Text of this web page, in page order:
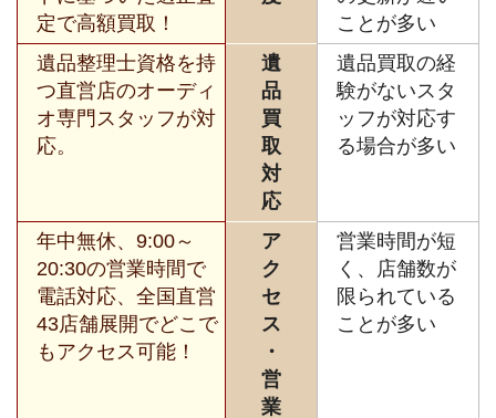
定で高額買取！
ことが多い
遺品整理士資格を持
つ直営店のオーディ
オ専門スタッフが対
応。
遺
品
買
取
対
応
遺品買取の経
験がないスタ
ッフが対応す
る場合が多い
年中無休、9:00～
20:30の営業時間で
電話対応、全国直営
43店舗展開でどこで
もアクセス可能！
ア
ク
セ
ス
・
営
業
営業時間が短
く、店舗数が
限られている
ことが多い